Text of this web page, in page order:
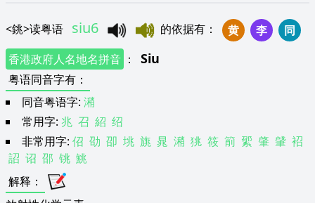
<銚>读粤语 siu6 的依据有 ： 黄 李
同
香港政府人名地名拼音 ： Siu
粤语同音字有 ：
同音粤语字: 潲
常用字: 兆 召 紹 绍
非常用字: 佋 劭 卲 垗 旐 晁 潲 狣 筱 箾 綤 肇 肈 袑
詔 诏 邵 铫 鮡
解释 ：